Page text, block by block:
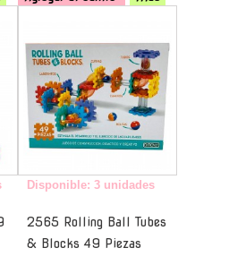
Disponible: 3 unidades
2565 Rolling Ball Tubes
& Blocks 49 Piezas